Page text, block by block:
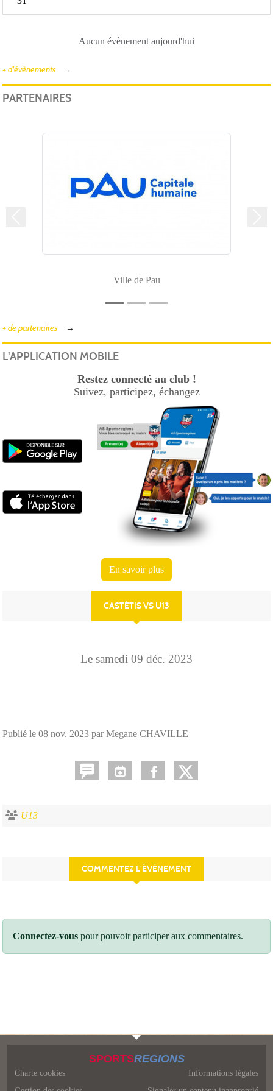
CASTÉTIS VS U13
Le samedi 09 déc. 2023
Publié le 08 nov. 2023 par Megane CHAVILLE
U13
COMMENTEZ L’ÉVÈNEMENT
Connectez-vous pour pouvoir participer aux commentaires.
Aucun évènement aujourd'hui
+ d'évènements
PARTENAIRES
Ville de Pau
+ de partenaires
L'APPLICATION MOBILE
Restez connecté au club !
Suivez, participez, échangez
En savoir plus
SPORTSREGIONS
Charte cookies
Informations légales